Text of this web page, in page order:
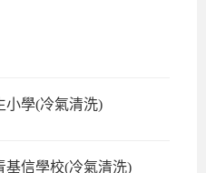
小學(冷氣清洗)
基信學校(冷氣清洗)